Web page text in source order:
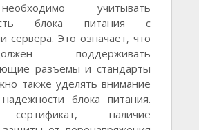
учитывать
блока питания с
сервера. Это означает, что
поддерживать
разъемы и стандарты
также уделять внимание
блока питания.
наличие